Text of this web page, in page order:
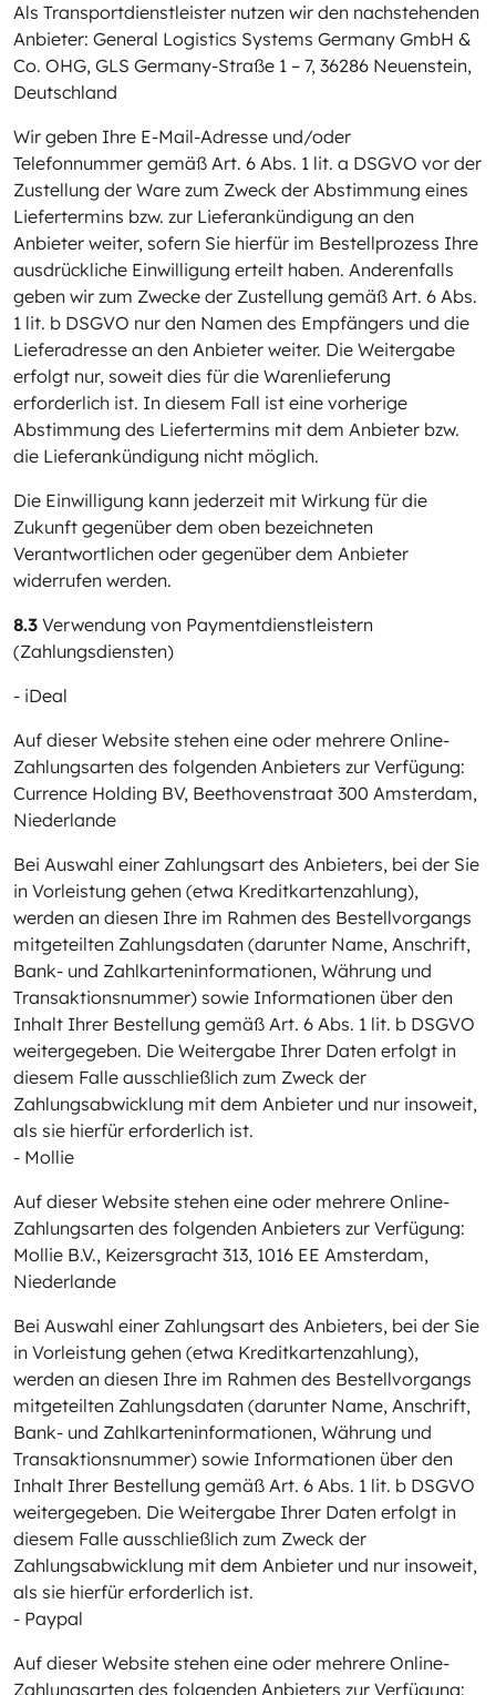
Als Transportdienstleister nutzen wir den nachstehenden
Anbieter: General Logistics Systems Germany GmbH &
Co. OHG, GLS Germany-Straße 1 – 7, 36286 Neuenstein,
Deutschland
Wir geben Ihre E-Mail-Adresse und/oder
Telefonnummer gemäß Art. 6 Abs. 1 lit. a DSGVO vor der
Zustellung der Ware zum Zweck der Abstimmung eines
Liefertermins bzw. zur Lieferankündigung an den
Anbieter weiter, sofern Sie hierfür im Bestellprozess Ihre
ausdrückliche Einwilligung erteilt haben. Anderenfalls
geben wir zum Zwecke der Zustellung gemäß Art. 6 Abs.
1 lit. b DSGVO nur den Namen des Empfängers und die
Lieferadresse an den Anbieter weiter. Die Weitergabe
erfolgt nur, soweit dies für die Warenlieferung
erforderlich ist. In diesem Fall ist eine vorherige
Abstimmung des Liefertermins mit dem Anbieter bzw.
die Lieferankündigung nicht möglich.
Die Einwilligung kann jederzeit mit Wirkung für die
Zukunft gegenüber dem oben bezeichneten
Verantwortlichen oder gegenüber dem Anbieter
widerrufen werden.
8.3 Verwendung von Paymentdienstleistern
(Zahlungsdiensten)
- iDeal
Auf dieser Website stehen eine oder mehrere Online-
Zahlungsarten des folgenden Anbieters zur Verfügung:
Currence Holding BV, Beethovenstraat 300 Amsterdam,
Niederlande
Bei Auswahl einer Zahlungsart des Anbieters, bei der Sie
in Vorleistung gehen (etwa Kreditkartenzahlung),
werden an diesen Ihre im Rahmen des Bestellvorgangs
mitgeteilten Zahlungsdaten (darunter Name, Anschrift,
Bank- und Zahlkarteninformationen, Währung und
Transaktionsnummer) sowie Informationen über den
Inhalt Ihrer Bestellung gemäß Art. 6 Abs. 1 lit. b DSGVO
weitergegeben. Die Weitergabe Ihrer Daten erfolgt in
diesem Falle ausschließlich zum Zweck der
Zahlungsabwicklung mit dem Anbieter und nur insoweit,
als sie hierfür erforderlich ist.
- Mollie
Auf dieser Website stehen eine oder mehrere Online-
Zahlungsarten des folgenden Anbieters zur Verfügung:
Mollie B.V., Keizersgracht 313, 1016 EE Amsterdam,
Niederlande
Bei Auswahl einer Zahlungsart des Anbieters, bei der Sie
in Vorleistung gehen (etwa Kreditkartenzahlung),
werden an diesen Ihre im Rahmen des Bestellvorgangs
mitgeteilten Zahlungsdaten (darunter Name, Anschrift,
Bank- und Zahlkarteninformationen, Währung und
Transaktionsnummer) sowie Informationen über den
Inhalt Ihrer Bestellung gemäß Art. 6 Abs. 1 lit. b DSGVO
weitergegeben. Die Weitergabe Ihrer Daten erfolgt in
diesem Falle ausschließlich zum Zweck der
Zahlungsabwicklung mit dem Anbieter und nur insoweit,
als sie hierfür erforderlich ist.
- Paypal
Auf dieser Website stehen eine oder mehrere Online-
Zahlungsarten des folgenden Anbieters zur Verfügung: